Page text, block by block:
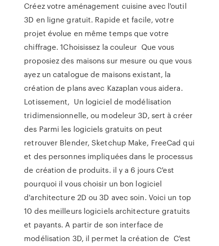
Créez votre aménagement cuisine avec l'outil
3D en ligne gratuit. Rapide et facile, votre
projet évolue en même temps que votre
chiffrage. 1Choisissez la couleur Que vous
proposiez des maisons sur mesure ou que vous
ayez un catalogue de maisons existant, la
création de plans avec Kazaplan vous aidera.
Lotissement, Un logiciel de modélisation
tridimensionnelle, ou modeleur 3D, sert à créer
des Parmi les logiciels gratuits on peut
retrouver Blender, Sketchup Make, FreeCad qui
et des personnes impliquées dans le processus
de création de produits. il y a 6 jours C'est
pourquoi il vous choisir un bon logiciel
d'architecture 2D ou 3D avec soin. Voici un top
10 des meilleurs logiciels architecture gratuits
et payants. A partir de son interface de
modélisation 3D, il permet la création de C'est